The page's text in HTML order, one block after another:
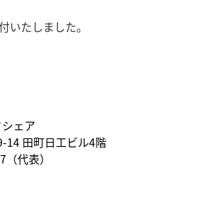
たしました。
ェア
14 田町日工ビル4階
代表）